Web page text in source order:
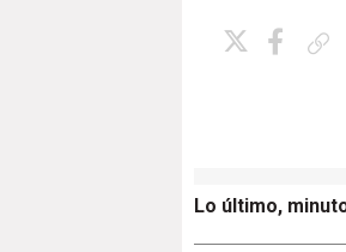
Lo último,